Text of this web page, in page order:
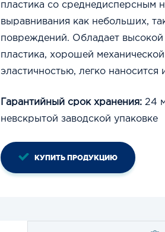
пластика со среднедисперсным
выравнивания как небольших,
повреждений. Обладает высокой
пластика, хорошей
эластичностью, легко
Гарантийный срок хранения: 24
невскрытой заводской упаковке
КУПИТЬ ПРОДУКЦИЮ